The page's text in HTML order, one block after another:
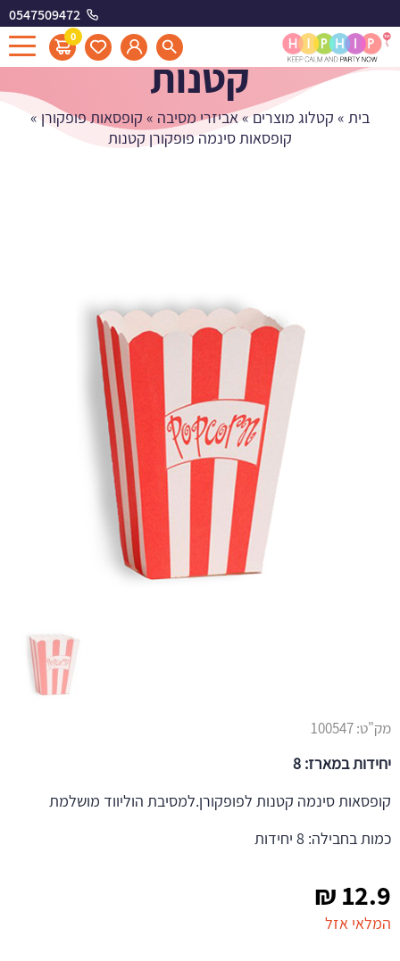
0547509472
0
קופסאות סינמה פופקורן
קטנות
בית » קטלוג מוצרים »אביזרי מסיבה » קופסאות פופקורן »
קופסאות סינמה פופקורן קטנות
12.9
₪
המלאי אזל
מק"ט:100547
יחידות במארז: 8
קופסאות סינמה קטנות לפופקורן.למסיבת הוליווד מושלמת
כמות בחבילה: 8 יחידות